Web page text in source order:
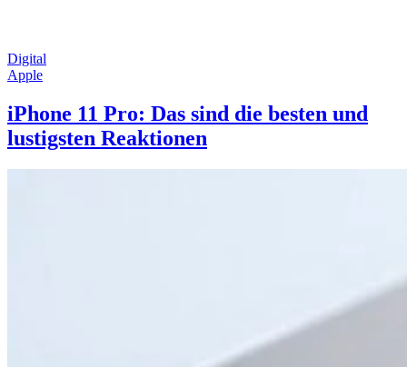
Digital
Apple
iPhone 11 Pro: Das sind die besten und
lustigsten Reaktionen